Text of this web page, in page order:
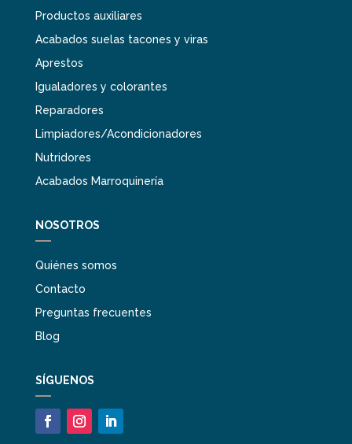
Productos auxiliares
Acabados suelas tacones y viras
Aprestos
Igualadores y colorantes
Reparadores
Limpiadores/Acondicionadores
Nutridores
Acabados Marroquinería
NOSOTROS
Quiénes somos
Contacto
Preguntas frecuentes
Blog
SÍGUENOS